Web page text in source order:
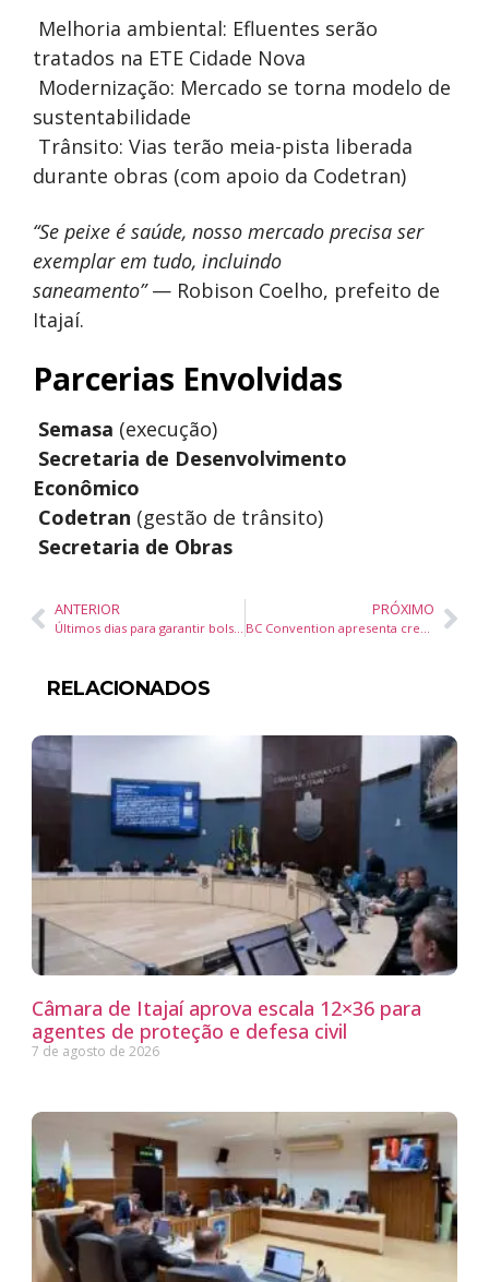
Melhoria ambiental: Efluentes serão
tratados na ETE Cidade Nova
Modernização: Mercado se torna modelo de
sustentabilidade
Trânsito: Vias terão meia-pista liberada
durante obras (com apoio da Codetran)
“Se peixe é saúde, nosso mercado precisa ser
exemplar em tudo, incluindo
saneamento”— Robison Coelho, prefeito de
Itajaí.
Parcerias Envolvidas
Semasa (execução)
Secretaria de Desenvolvimento
Econômico
Codetran (gestão de trânsito)
Secretaria de Obras
ANTERIOR
Últimos dias para garantir bolsa de R$ 1.050 no Pé-de-Meia Licenciaturas: prazo vai até 30/03
PRÓXIMO
BC Convention apresenta crescimento recorde na captação de eventos e reforça transparência em prestação de contas
RELACIONADOS
Câmara de Itajaí aprova escala 12×36 para
agentes de proteção e defesa civil
7 de agosto de 2026